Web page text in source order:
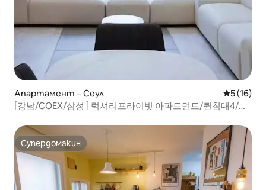
Апартамент – Сеул Средна
5 (16)
[강남/COEX/삼성 ] 럭셔리프라이빗 아파트먼트/퀸침대4/최
Супердомакин
Супердомакин